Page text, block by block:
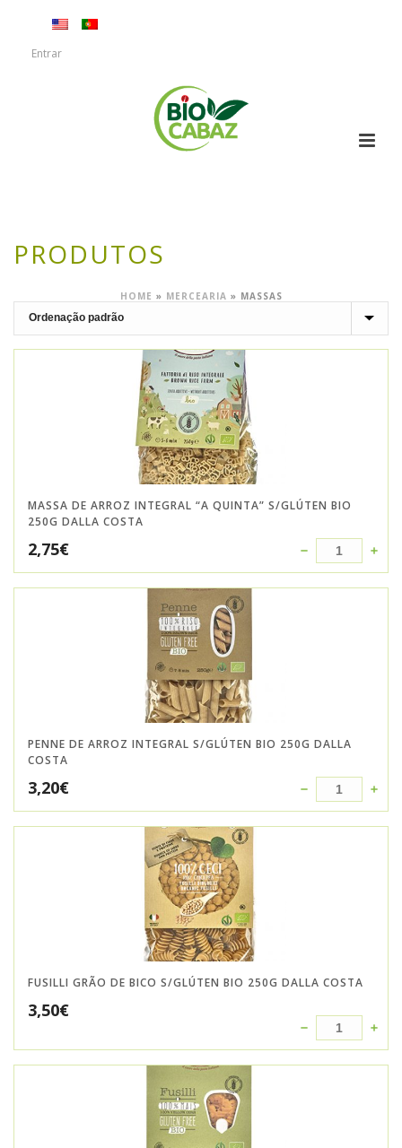
Entrar
PRODUTOS
HOME » MERCEARIA » MASSAS
MASSA DE ARROZ INTEGRAL “A QUINTA” S/GLÚTEN BIO
250G DALLA COSTA
2,75€
PENNE DE ARROZ INTEGRAL S/GLÚTEN BIO 250G DALLA
COSTA
3,20€
FUSILLI GRÃO DE BICO S/GLÚTEN BIO 250G DALLA COSTA
3,50€